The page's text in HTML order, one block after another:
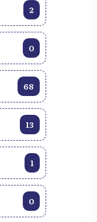
2
0
68
13
1
0